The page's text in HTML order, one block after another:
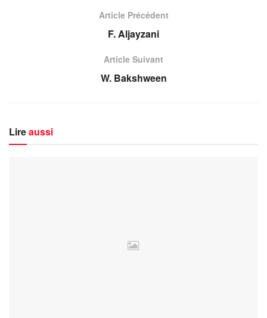
Article Précédent
F. Aljayzani
Article Suivant
W. Bakshween
Lireaussi